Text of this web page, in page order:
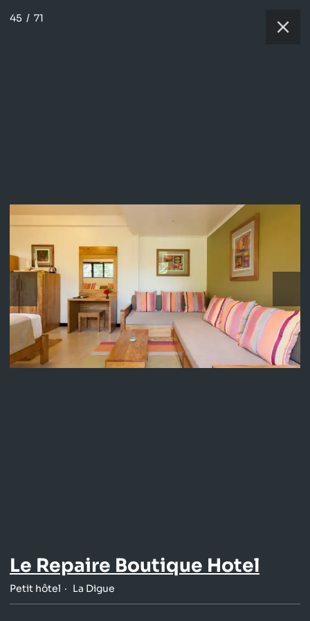
45 / 71
Le Repaire Boutique Hotel
Petit hôtel La Digue